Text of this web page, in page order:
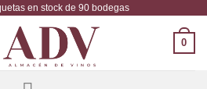
en stock de 90 bodegas
0